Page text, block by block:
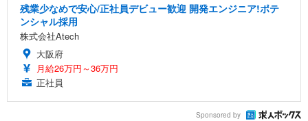
残業少なめで安心/正社員デビュー歓迎 開発エンジニア!ポテ
ンシャル採用
株式会社Atech
大阪府
月給26万円～36万円
正社員
Sponsored by